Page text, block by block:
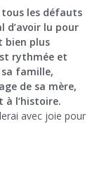
tous les défauts
d’avoir lu pour
bien plus
rythmée et
famille,
de sa mère,
à l’histoire.
avec joie pour